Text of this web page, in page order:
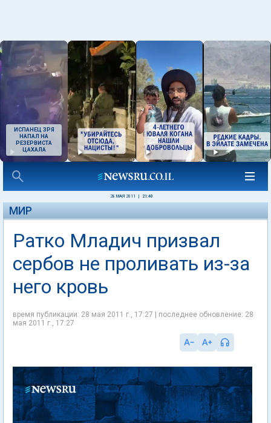
ИСПАНЕЦ ЗРЯ
НАПАЛ НА
РЕЗЕРВИСТА
ЦАХАЛА
28 МАЯ 2011 21:40
МИР
Ратко Младич призвал
сербов не проливать из-за
него кровь
время публикации: 28 мая 2011 г., 17:27 | последнее обновление: 28
мая 2011 г., 17:27